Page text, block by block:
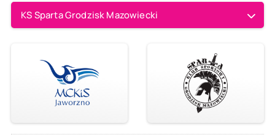
KS Sparta Grodzisk Mazowiecki